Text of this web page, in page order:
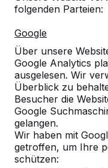
folgenden Parteien:
Google
Über unsere
Google Analytics
ausgelesen. Wir
Überblick zu
Besucher die
Google
gelangen.
Wir haben mit
getroffen, um Ihre
schützen:
und super Qualität.
der unseren
Aufstellung und
unterstützt hat.
10
Die Produkte
pflegeleicht.